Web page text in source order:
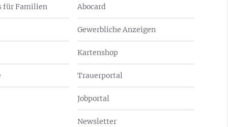
für Familien Abocard
Gewerbliche Anzeigen
Kartenshop
Trauerportal
Jobportal
Newsletter